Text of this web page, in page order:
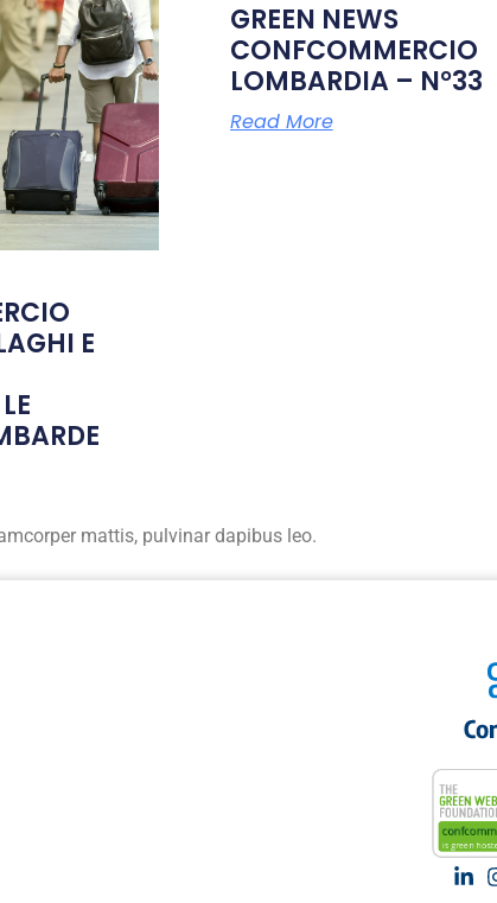
E
GREEN NEWS
CONFCOMMERCIO
LOMBARDIA – N°33
Read More
mattis, pulvinar dapibus leo.